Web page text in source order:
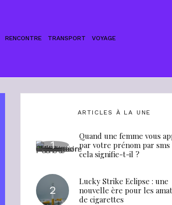
RENCONTRE TRANSPORT VOYAGE
ARTICLES À LA UNE
Quand une femme vous
par votre prénom par sms
cela signifie-t-il ?
Lucky Strike Eclipse : une
nouvelle ère pour les
de cigarettes